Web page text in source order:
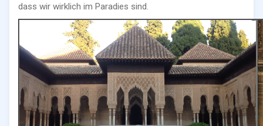
dass wir wirklich im Paradies sind.